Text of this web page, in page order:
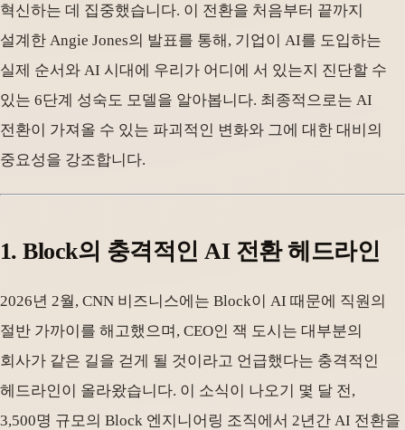
혁신하는 데 집중했습니다. 이 전환을 처음부터 끝까지
설계한 Angie Jones의 발표를 통해, 기업이 AI를 도입하는
실제 순서와 AI 시대에 우리가 어디에 서 있는지 진단할 수
있는 6단계 성숙도 모델을 알아봅니다. 최종적으로는 AI
전환이 가져올 수 있는 파괴적인 변화와 그에 대한 대비의
중요성을 강조합니다.
1. Block의 충격적인 AI 전환 헤드라인
2026년 2월, CNN 비즈니스에는 Block이 AI 때문에 직원의
절반 가까이를 해고했으며, CEO인 잭 도시는 대부분의
회사가 같은 길을 걷게 될 것이라고 언급했다는 충격적인
헤드라인이 올라왔습니다. 이 소식이 나오기 몇 달 전,
3,500명 규모의 Block 엔지니어링 조직에서 2년간 AI 전환을